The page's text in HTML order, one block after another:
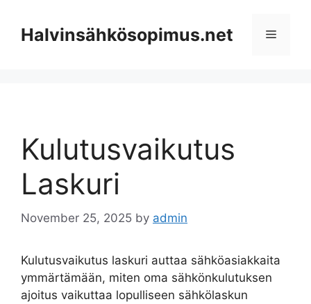
contentHalvinsähkösopimus.net Menu
Kulutusvaikutus
Laskuri
November 25, 2025 by admin
Kulutusvaikutus laskuri auttaa sähköasiakkaita
ymmärtämään, miten oma sähkönkulutuksen
ajoitus vaikuttaa lopulliseen sähkölaskun